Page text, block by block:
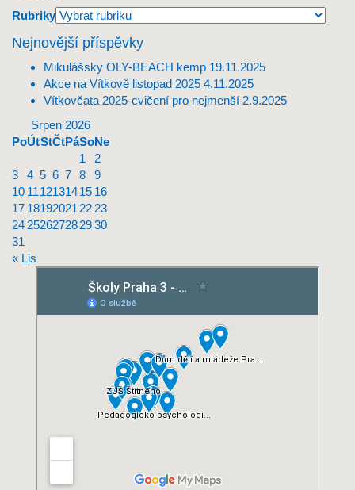
Rubriky
Nejnovější příspěvky
Mikulášsky OLY-BEACH kemp 19.11.2025
Akce na Vítkově listopad 2025 4.11.2025
Vítkovčata 2025-cvičení pro nejmenší 2.9.2025
Srpen 2026
PoÚtStČtPáSoNe
1
2
3
4 5 6 7 8
9
10 1112131415 16
17 18192021 22 23
24 252627282930
31
« Lis